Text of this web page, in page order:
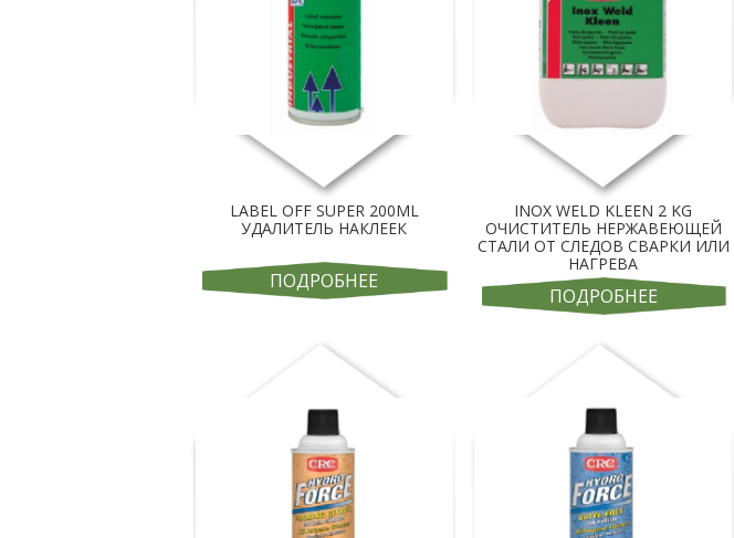
LABEL OFF SUPER 200ML
УДАЛИТЕЛЬ НАКЛЕЕК
ПОДРОБНЕЕ
INOX WELD KLEEN 2 KG
ОЧИСТИТЕЛЬ НЕРЖАВЕЮЩЕЙ
СТАЛИ ОТ СЛЕДОВ СВАРКИ ИЛИ
НАГРЕВА
ПОДРОБНЕЕ